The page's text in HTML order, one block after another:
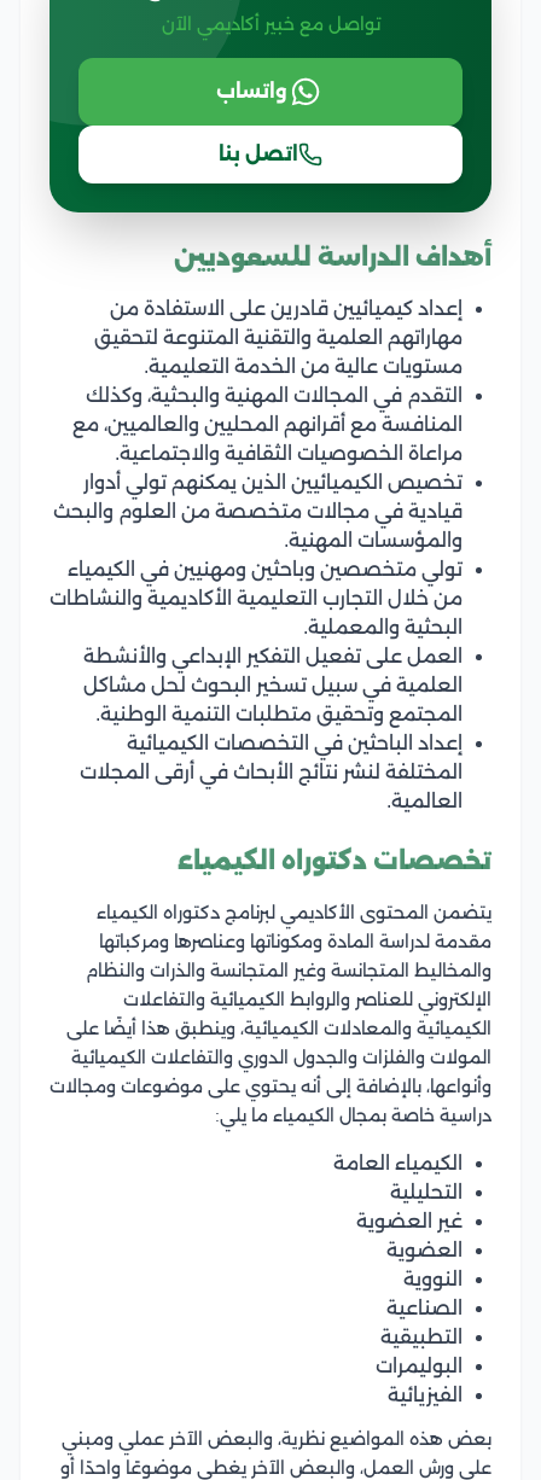
تواصل مع خبير أكاديمي الآن
واتساب
اتصل بنا
أهداف الدراسة للسعوديين
إعداد كيميائيين قادرين على الاستفادة من
مهاراتهم العلمية والتقنية المتنوعة لتحقيق
مستويات عالية من الخدمة التعليمية.
التقدم في المجالات المهنية والبحثية، وكذلك
المنافسة مع أقرانهم المحليين والعالميين، مع
مراعاة الخصوصيات الثقافية والاجتماعية.
تخصيص الكيميائيين الذين يمكنهم تولي أدوار
قيادية في مجالات متخصصة من العلوم والبحث
والمؤسسات المهنية.
تولي متخصصين وباحثين ومهنيين في الكيمياء
من خلال التجارب التعليمية الأكاديمية والنشاطات
البحثية والمعملية.
العمل على تفعيل التفكير الإبداعي والأنشطة
العلمية في سبيل تسخير البحوث لحل مشاكل
المجتمع وتحقيق متطلبات التنمية الوطنية.
إعداد الباحثين في التخصصات الكيميائية
المختلفة لنشر نتائج الأبحاث في أرقى المجلات
العالمية.
تخصصات دكتوراه الكيمياء
يتضمن المحتوى الأكاديمي لبرنامج دكتوراه الكيمياء
مقدمة لدراسة المادة ومكوناتها وعناصرها ومركباتها
والمخاليط المتجانسة وغير المتجانسة والذرات والنظام
الإلكتروني للعناصر والروابط الكيميائية والتفاعلات
الكيميائية والمعادلات الكيميائية، وينطبق هذا أيضًا على
المولات والفلزات والجدول الدوري والتفاعلات الكيميائية
وأنواعها، بالإضافة إلى أنه يحتوي على موضوعات ومجالات
دراسية خاصة بمجال الكيمياء ما يلي:
الكيمياء العامة
التحليلية
غير العضوية
العضوية
النووية
الصناعية
التطبيقية
البوليمرات
الفيزيائية
بعض هذه المواضيع نظرية، والبعض الآخر عملي ومبني
على ورش العمل، والبعض الآخر يغطي موضوعًا واحدًا أو